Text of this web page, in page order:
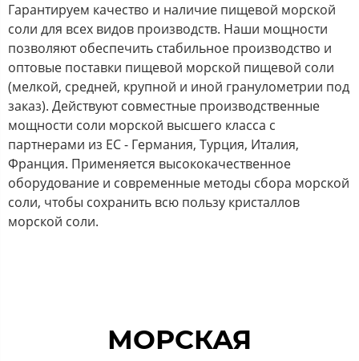
Гарантируем качество и наличие пищевой морской
соли для всех видов производств. Наши мощности
позволяют обеспечить стабильное производство и
оптовые поставки пищевой морской пищевой соли
(мелкой, средней, крупной и иной гранулометрии под
заказ). Действуют совместные производственные
мощности соли морской высшего класса с
партнерами из ЕС - Германия, Турция, Италия,
Франция. Применяется высококачественное
оборудование и современные методы сбора морской
соли, чтобы сохранить всю пользу кристаллов
морской соли.
МОРСКАЯ